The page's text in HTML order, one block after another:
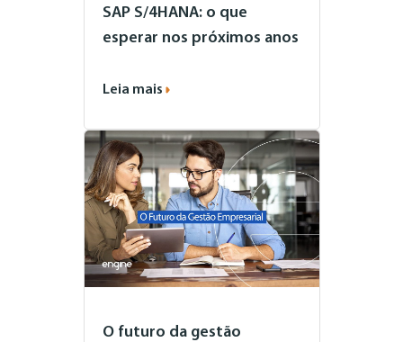
SAP S/4HANA: o que
esperar nos próximos anos
Leia mais
O futuro da gestão